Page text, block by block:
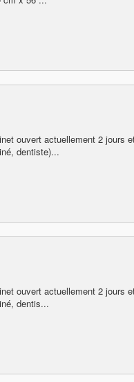
ouvert actuellement 2 jours
dentiste)...
ouvert actuellement 2 jours
dentis...